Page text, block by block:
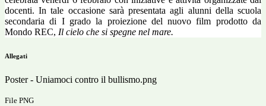
docenti. In tale occasione sarà presentata agli alunni della scuola
secondaria di I grado la proiezione del nuovo film prodotto da
Mondo REC, Il cielo che si spegne nel mare.
Allegati
Poster - Uniamoci contro il bullismo.png
File PNG